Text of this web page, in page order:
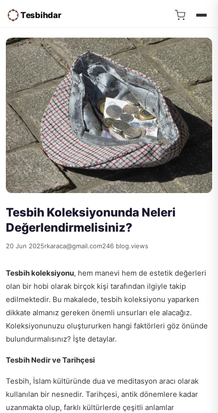
Tesbihdar
Tesbih Koleksiyonunda Neleri
Değerlendirmelisiniz?
20 Jun 2025rkaraca@gmail.com246 blog.views
Tesbih koleksiyonu, hem manevi hem de estetik değerleri
olan bir hobi olarak birçok kişi tarafından ilgiyle takip
edilmektedir. Bu makalede, tesbih koleksiyonu yaparken
dikkate almanız gereken önemli unsurları ele alacağız.
Koleksiyonunuzu oluştururken hangi faktörleri göz önünde
bulundurmalısınız? İşte detaylar.
Tesbih Nedir ve Tarihçesi
Tesbih, İslam kültüründe dua ve meditasyon aracı olarak
kullanılan bir nesnedir. Tarihçesi, antik dönemlere kadar
uzanmakta olup, farklı kültürlerde çeşitli anlamlar